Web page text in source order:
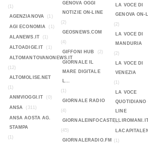
(1)
AGENZIANOVA
(1)
AGI ECONOMIA (1)
ALANEWS.IT (1)
ALTOADIGE.IT (1)
ALTOMANTOVANONEWS.IT
(12)
ALTOMOLISE.NET
(1)
ANMVIOGGI.IT
(0)
ANSA (311)
ANSA AOSTA AG.
STAMPA
(1)
GENOVA OGGI
NOTIZIE ON-LINE
(2)
GEOSNEWS.COM
(4)
GIFFONI HUB
(2)
GIORNALE IL
MARE DIGITALE
L...
(1)
GIORNALE RADIO
(4)
(45)
GIORNALERADIO.FM
LA VOCE DI
GENOVA ON-
(2)
LA VOCE DI
MANDURIA
(2)
LA VOCE DI
VENEZIA
(1)
LA VOCE
QUOTIDIANO
LINE
(2)
(1)